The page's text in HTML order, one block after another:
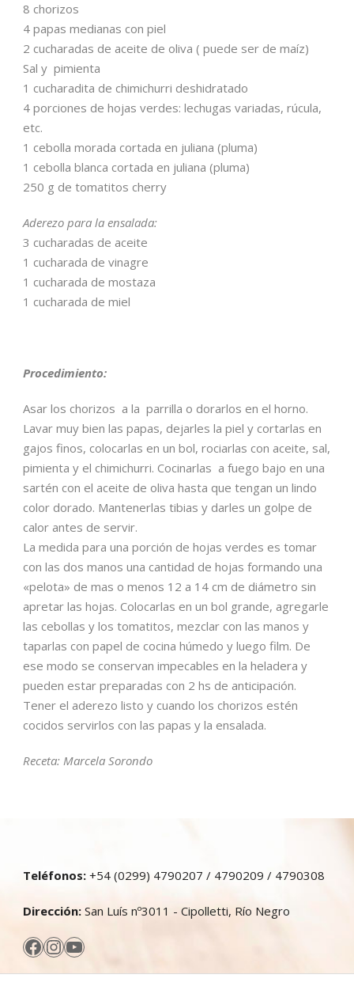
8 chorizos
4 papas medianas con piel
2 cucharadas de aceite de oliva ( puede ser de maíz)
Sal y pimienta
1 cucharadita de chimichurri deshidratado
4 porciones de hojas verdes: lechugas variadas, rúcula,
etc.
1 cebolla morada cortada en juliana (pluma)
1 cebolla blanca cortada en juliana (pluma)
250 g de tomatitos cherry
Aderezo para la ensalada:
3 cucharadas de aceite
1 cucharada de vinagre
1 cucharada de mostaza
1 cucharada de miel
Procedimiento:
Asar los chorizos a la parrilla o dorarlos en el horno.
Lavar muy bien las papas, dejarles la piel y cortarlas en
gajos finos, colocarlas en un bol, rociarlas con aceite, sal,
pimienta y el chimichurri. Cocinarlas a fuego bajo en una
sartén con el aceite de oliva hasta que tengan un lindo
color dorado. Mantenerlas tibias y darles un golpe de
calor antes de servir.
La medida para una porción de hojas verdes es tomar
con las dos manos una cantidad de hojas formando una
«pelota» de mas o menos 12 a 14 cm de diámetro sin
apretar las hojas. Colocarlas en un bol grande, agregarle
las cebollas y los tomatitos, mezclar con las manos y
taparlas con papel de cocina húmedo y luego film. De
ese modo se conservan impecables en la heladera y
pueden estar preparadas con 2 hs de anticipación.
Tener el aderezo listo y cuando los chorizos estén
cocidos servirlos con las papas y la ensalada.
Receta: Marcela Sorondo
Teléfonos: +54 (0299) 4790207 / 4790209 / 4790308
Dirección: San Luís nº3011 - Cipolletti, Río Negro
Facebook
Instagram
YouTube